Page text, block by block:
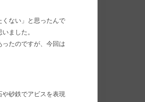
くない」と思ったんで
ました。
たのですが、今回は
や砂鉄でアビスを表現